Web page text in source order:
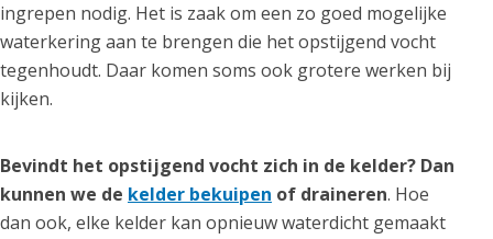
ingrepen nodig. Het is zaak om een zo goed mogelijke
waterkering aan te brengen die het opstijgend vocht
tegenhoudt. Daar komen soms ook grotere werken bij
kijken.
Bevindt het opstijgend vocht zich in de kelder? Dan
kunnen we de kelder bekuipen of draineren. Hoe
dan ook, elke kelder kan opnieuw waterdicht gemaakt